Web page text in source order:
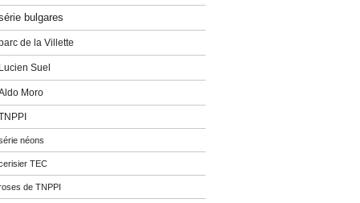
bulgares
de la Villette
Lucien Suel
Moro
néons
TEC
de TNPPI